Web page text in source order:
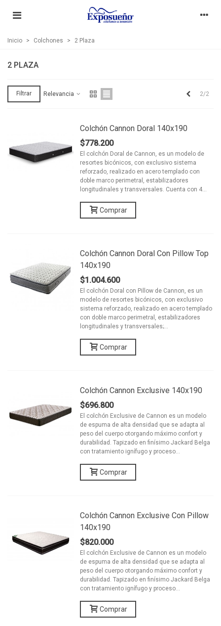
Inicio > Colchones > 2 Plaza
2 PLAZA
Filtrar Relevancia Anterior
2/2
Colchón Cannon Doral 140x190
$778.200
El colchón Doral de Cannon, es un modelo de
resortes bicónicos, con exclusivo sistema
reforzado, realizado en acero templado con
doble marco perimetral, estabilizadores
longitudinales y transversales. Cuenta con 4...
Comprar
Colchón Cannon Doral Con Pillow Top
140x190
$1.004.600
El colchón Doral con Pillow de Cannon, es un
modelo de resortes bicónicos, con exclusivo
sistema reforzado, realizado en acero templado
con doble marco perimetral, estabilizadores
longitudinales y transversales;...
Comprar
Colchón Cannon Exclusive 140x190
$696.800
El colchón Exclusive de Cannon es un modelo
de espuma de alta densidad que se adapta al
peso del cuerpo otorgando máximo confort y
durabilidad. Tapizado en finísimo Jackard Belga
con tratamiento ignífugo y proceso...
Comprar
Colchón Cannon Exclusive Con Pillow
140x190
$820.000
El colchón Exclusive de Cannon es un modelo
de espuma de alta densidad que se adapta al
peso del cuerpo otorgando máximo confort y
durabilidad. Tapizado en finísimo Jackard Belga
con tratamiento ignífugo y proceso...
Comprar